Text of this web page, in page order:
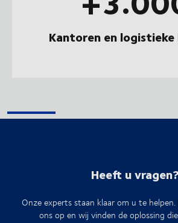
Kantoren en
Heeft u
Onze experts staan klaar om u te
ons op en wij vinden de oplossing